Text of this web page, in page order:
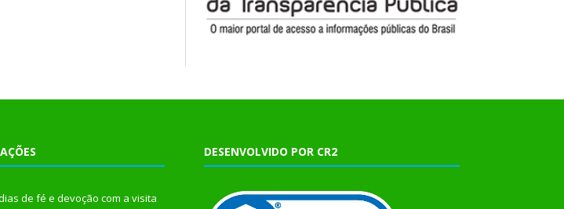
de fé e devoção com a visita
DESENVOLVIDO POR CR2